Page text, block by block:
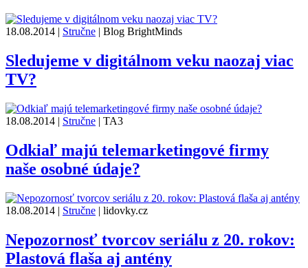
18.08.2014 | Stručne | Blog BrightMinds
Sledujeme v digitálnom veku naozaj viac
TV?
18.08.2014 | Stručne | TA3
Odkiaľ majú telemarketingové firmy
naše osobné údaje?
18.08.2014 | Stručne | lidovky.cz
Nepozornosť tvorcov seriálu z 20. rokov:
Plastová flaša aj antény